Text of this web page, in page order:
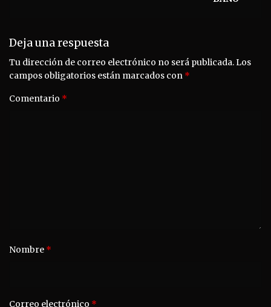
Deja una respuesta
Tu dirección de correo electrónico no será publicada.Los
campos obligatorios están marcados con *
Comentario *
Nombre *
Correo electrónico *